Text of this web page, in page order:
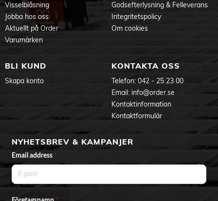
Visselblåsning
Jobba hos oss
Aktuellt på Order
Varumärken
Godsefterlysning & Felleverans
Integritetspolicy
Om cookies
BLI KUND
Skapa konto
KONTAKTA OSS
Telefon: 042 - 25 23 00
Email: info@order.se
Kontaktinformation
Kontaktformulär
NYHETSBREV & KAMPANJER
Email address *